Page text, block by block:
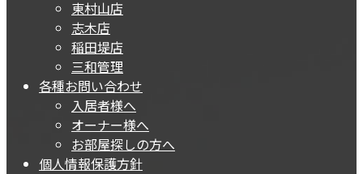
東村山店
志木店
稲田堤店
三和管理
各種お問い合わせ
入居者様へ
オーナー様へ
お部屋探しの方へ
個人情報保護方針